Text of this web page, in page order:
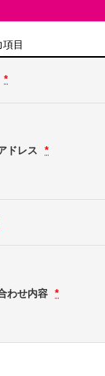
目
*
ドレス *
わせ内容 *